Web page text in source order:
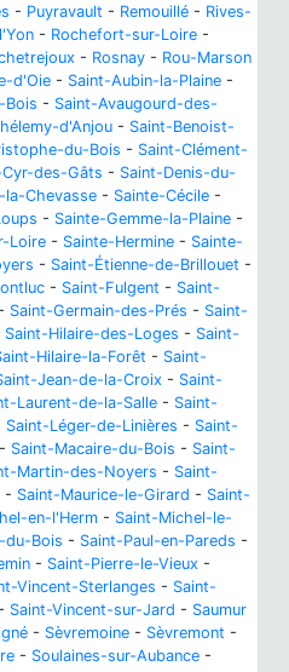
- Puyravault - Remouillé - Rives-
- Rochefort-sur-Loire -
- Rosnay - Rou-Marson
d'Oie - Saint-Aubin-la-Plaine -
Bois - Saint-Avaugourd-des-
d'Anjou - Saint-Benoist-
du-Bois - Saint-Clément-
des-Gâts - Saint-Denis-du-
la-Chevasse - Sainte-Cécile -
- Sainte-Gemme-la-Plaine -
Loire - Sainte-Hermine - Sainte-
- Saint-Étienne-de-Brillouet -
- Saint-Fulgent - Saint-
- Saint-Germain-des-Prés - Saint-
Saint-Hilaire-des-Loges - Saint-
Hilaire-la-Forêt - Saint-
Jean-de-la-Croix - Saint-
Laurent-de-la-Salle - Saint-
Saint-Léger-de-Linières - Saint-
- Saint-Macaire-du-Bois - Saint-
Martin-des-Noyers - Saint-
- Saint-Maurice-le-Girard - Saint-
en-l'Herm - Saint-Michel-le-
du-Bois - Saint-Paul-en-Pareds -
- Saint-Pierre-le-Vieux -
Vincent-Sterlanges - Saint-
- Saint-Vincent-sur-Jard - Saumur
- Sèvremoine - Sèvremont -
- Soulaines-sur-Aubance -